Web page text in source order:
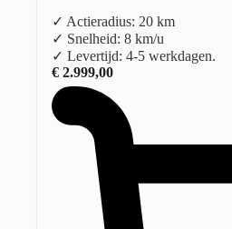
✓ Actieradius: 20 km
✓ Snelheid: 8 km/u
✓ Levertijd: 4-5 werkdagen.
€ 2.999,00